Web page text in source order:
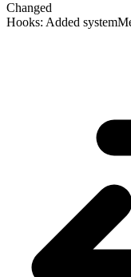
Changed
Hooks: Added